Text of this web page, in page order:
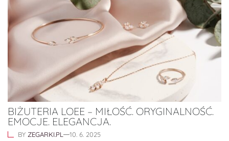
BIŻUTERIA LOEE – MIŁOŚĆ. ORYGINALNOŚĆ.
EMOCJE. ELEGANCJA.
BY ZEGARKI.PL 10. 6. 2025